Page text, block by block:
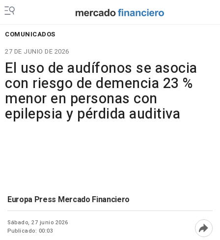
COMUNICADOS
27 DE JUNIO DE 2026
El uso de audífonos se asocia
con riesgo de demencia 23 %
menor en personas con
epilepsia y pérdida auditiva
Europa Press Mercado Financiero
Sábado, 27 junio 2026
Publicado: 00:03